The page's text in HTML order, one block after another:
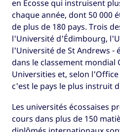
en Écosse qui instruisent
chaque année, dont 50 000
de plus de 180 pays. Trois
l'Université d'Édimbourg,
l'Université de St Andrews -
dans le classement mondial
Universities et, selon
c'est le pays le plus instruit
Les universités écossaises
cours dans plus de 150